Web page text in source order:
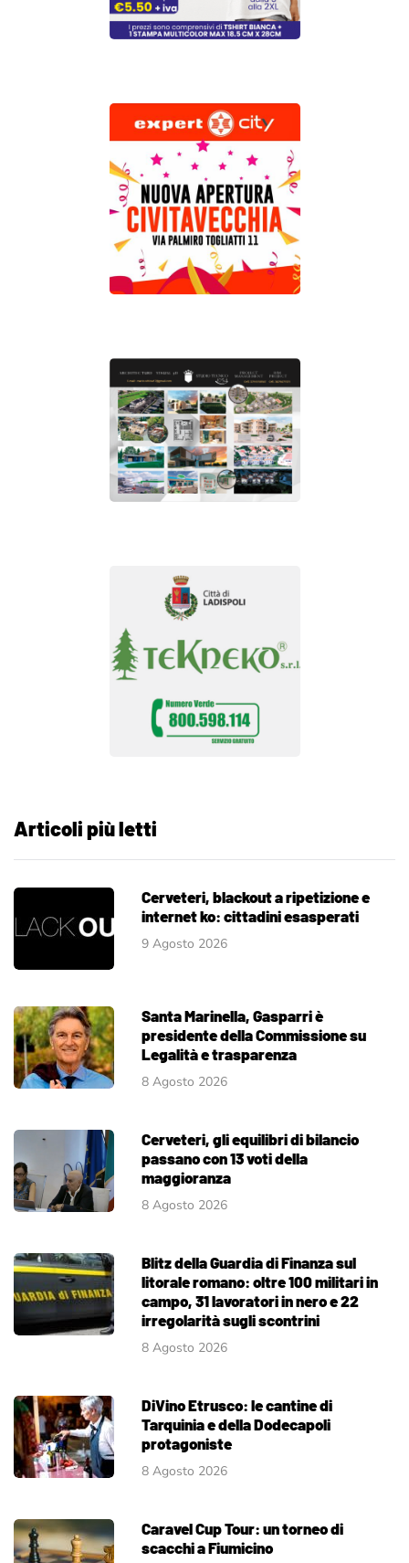
Articoli più letti
Cerveteri, blackout a ripetizione e
internet ko: cittadini esasperati
9 Agosto 2026
Santa Marinella, Gasparri è
presidente della Commissione su
Legalità e trasparenza
8 Agosto 2026
Cerveteri, gli equilibri di bilancio
passano con 13 voti della
maggioranza
8 Agosto 2026
Blitz della Guardia di Finanza sul
litorale romano: oltre 100 militari in
campo, 31 lavoratori in nero e 22
irregolarità sugli scontrini
8 Agosto 2026
DiVino Etrusco: le cantine di
Tarquinia e della Dodecapoli
protagoniste
8 Agosto 2026
Caravel Cup Tour: un torneo di
scacchi a Fiumicino